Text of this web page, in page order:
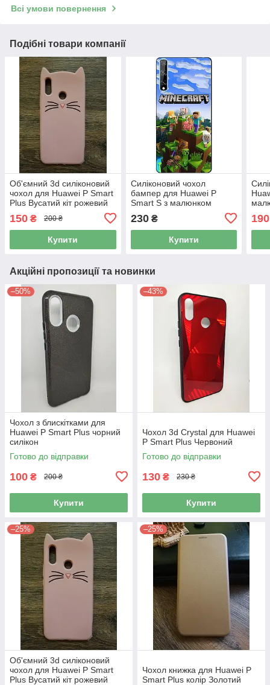
Всі умови повернення
Подібні товари компанії
Об'ємний 3d силіконовий
чохол для Huawei P Smart
Plus Вусатий кіт рожевий
150 ₴ 200 ₴
Купити
Силіконовий чохол
бампер для Huawei P
Smart S з малюнком
230₴
Купити
190
Акційні пропозиції та новинки
–50%
Чохол з блискітками для
Huawei P Smart Plus чорний
силікон
Готово до відправки
100 ₴ 200 ₴
Купити
–43%
Чохол 3d Crystal для Huawei
P Smart Plus Червоний
Готово до відправки
130 ₴ 230 ₴
Купити
–25%
Об'ємний 3d силіконовий
чохол для Huawei P Smart
Plus Вусатий кіт рожевий
–25%
Чохол книжка для Huawei P
Smart Plus колір Золотий